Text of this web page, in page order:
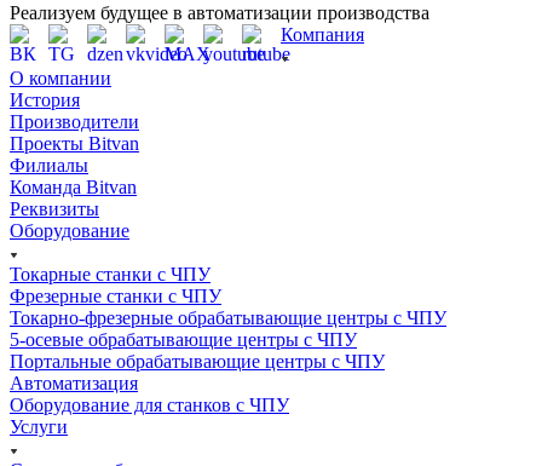
Реализуем будущее в автоматизации производства
Компания
О компании
История
Производители
Проекты Bitvan
Филиалы
Команда Bitvan
Реквизиты
Оборудование
Токарные станки с ЧПУ
Фрезерные станки с ЧПУ
Токарно-фрезерные обрабатывающие центры с ЧПУ
5-осевые обрабатывающие центры с ЧПУ
Портальные обрабатывающие центры с ЧПУ
Автоматизация
Оборудование для станков с ЧПУ
Услуги